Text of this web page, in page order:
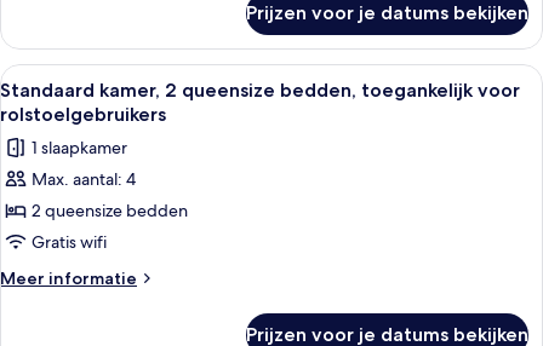
rolstoelgebruikers
laden
kamer,
kingsize
bed,
toegankelijk
voor
rolstoelgebruikers
Prijzen voor je datums bekijken
Alle
foto's
voor
Standaard
kamer,
2
queensize
bedden,
Een hotelkamer met een bed,
7
Standaard kamer, 2 queensize bedden, toegankelijk voor
rolstoelgebruikers
1 slaapkamer
Max. aantal: 4
2 queensize bedden
Gratis wifi
Meer informatie
Meer
Prijzen voor je datums bekijken